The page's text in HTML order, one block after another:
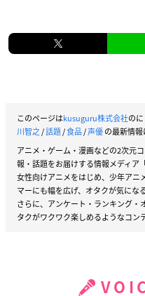
このページはkusuguru株式会社の
川智之/話題/食品/声優の最新情報
アニメ・ゲーム・漫画などの2次元
報・話題をお届けする情報メディア
女性向けアニメをはじめ、少年アニ
マーにも幅を広げ、オタクが気にな
さらに、アンケート・ランキング・
タクがワクワク楽しめるようなコン